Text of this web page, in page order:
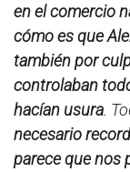
en el comercio
cómo es que
también por
controlaban
hacían usura.
necesario
parece que nos